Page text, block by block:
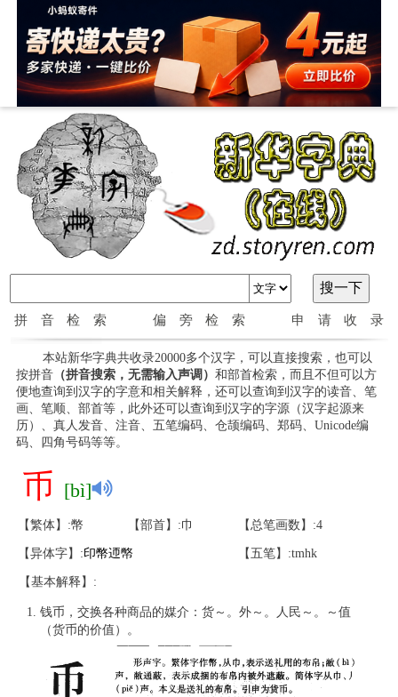
拼音检索 偏旁检索 申请收录
本站新华字典共收录20000多个汉字，可以直接搜索，也可以
按拼音（拼音搜索，无需输入声调） 和部首检索，而且不但可以方
便地查询到汉字的字意和相关解释，还可以查询到汉字的读音、笔
画、笔顺、部首等，此外还可以查询到汉字的字源（汉字起源来
历）、真人发音、注音、五笔编码、仓颉编码、郑码、Unicode编
码、四角号码等等。
币 [bì]
【繁体】:幣 【部首】:巾 【总笔画数】:4
【异体字】:印幣迊幤 【五笔】:tmhk
【基本解释】:
钱币，交换各种商品的媒介：货～。外～。人民～。～值
（货币的价值）。